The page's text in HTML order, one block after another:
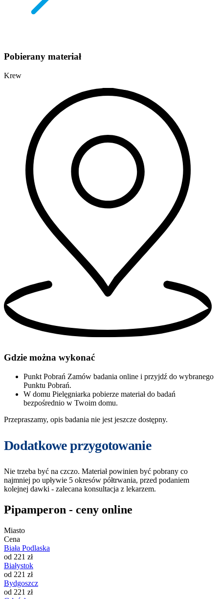
Pobierany materiał
Krew
Gdzie można wykonać
Punkt Pobrań Zamów badania online i przyjdź do wybranego
Punktu Pobrań.
W domu Pielęgniarka pobierze materiał do badań
bezpośrednio w Twoim domu.
Przepraszamy, opis badania nie jest jeszcze dostępny.
Dodatkowe przygotowanie
Nie trzeba być na czczo. Materiał powinien być pobrany co
najmniej po upływie 5 okresów półtrwania, przed podaniem
kolejnej dawki - zalecana konsultacja z lekarzem.
Pipamperon - ceny online
Miasto
Cena
Biała Podlaska
od 221 zł
Białystok
od 221 zł
Bydgoszcz
od 221 zł